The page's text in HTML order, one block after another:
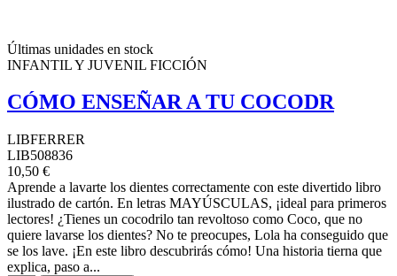
Últimas unidades en stock
INFANTIL Y JUVENIL FICCIÓN
CÓMO ENSEÑAR A TU COCODR
LIBFERRER
LIB508836
10,50 €
Aprende a lavarte los dientes correctamente con este divertido libro
ilustrado de cartón. En letras MAYÚSCULAS, ¡ideal para primeros
lectores! ¿Tienes un cocodrilo tan revoltoso como Coco, que no
quiere lavarse los dientes? No te preocupes, Lola ha conseguido que
se los lave. ¡En este libro descubrirás cómo! Una historia tierna que
explica, paso a...